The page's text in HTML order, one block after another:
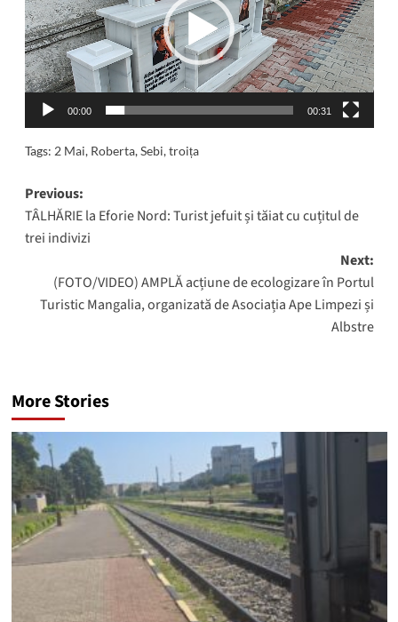
00:00 00:31
Tags: 2 Mai, Roberta,Sebi,troița
Post
navigation
Previous:
TÂLHĂRIE la Eforie Nord: Turist jefuit și tăiat cu cuțitul de
trei indivizi
Next:
(FOTO/VIDEO) AMPLĂ acțiune de ecologizare în Portul
Turistic Mangalia, organizată de Asociația Ape Limpezi și
Albstre
More Stories